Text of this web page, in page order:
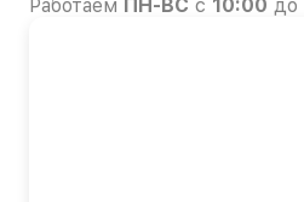
Работаем ПН-ВС с 10:00 до